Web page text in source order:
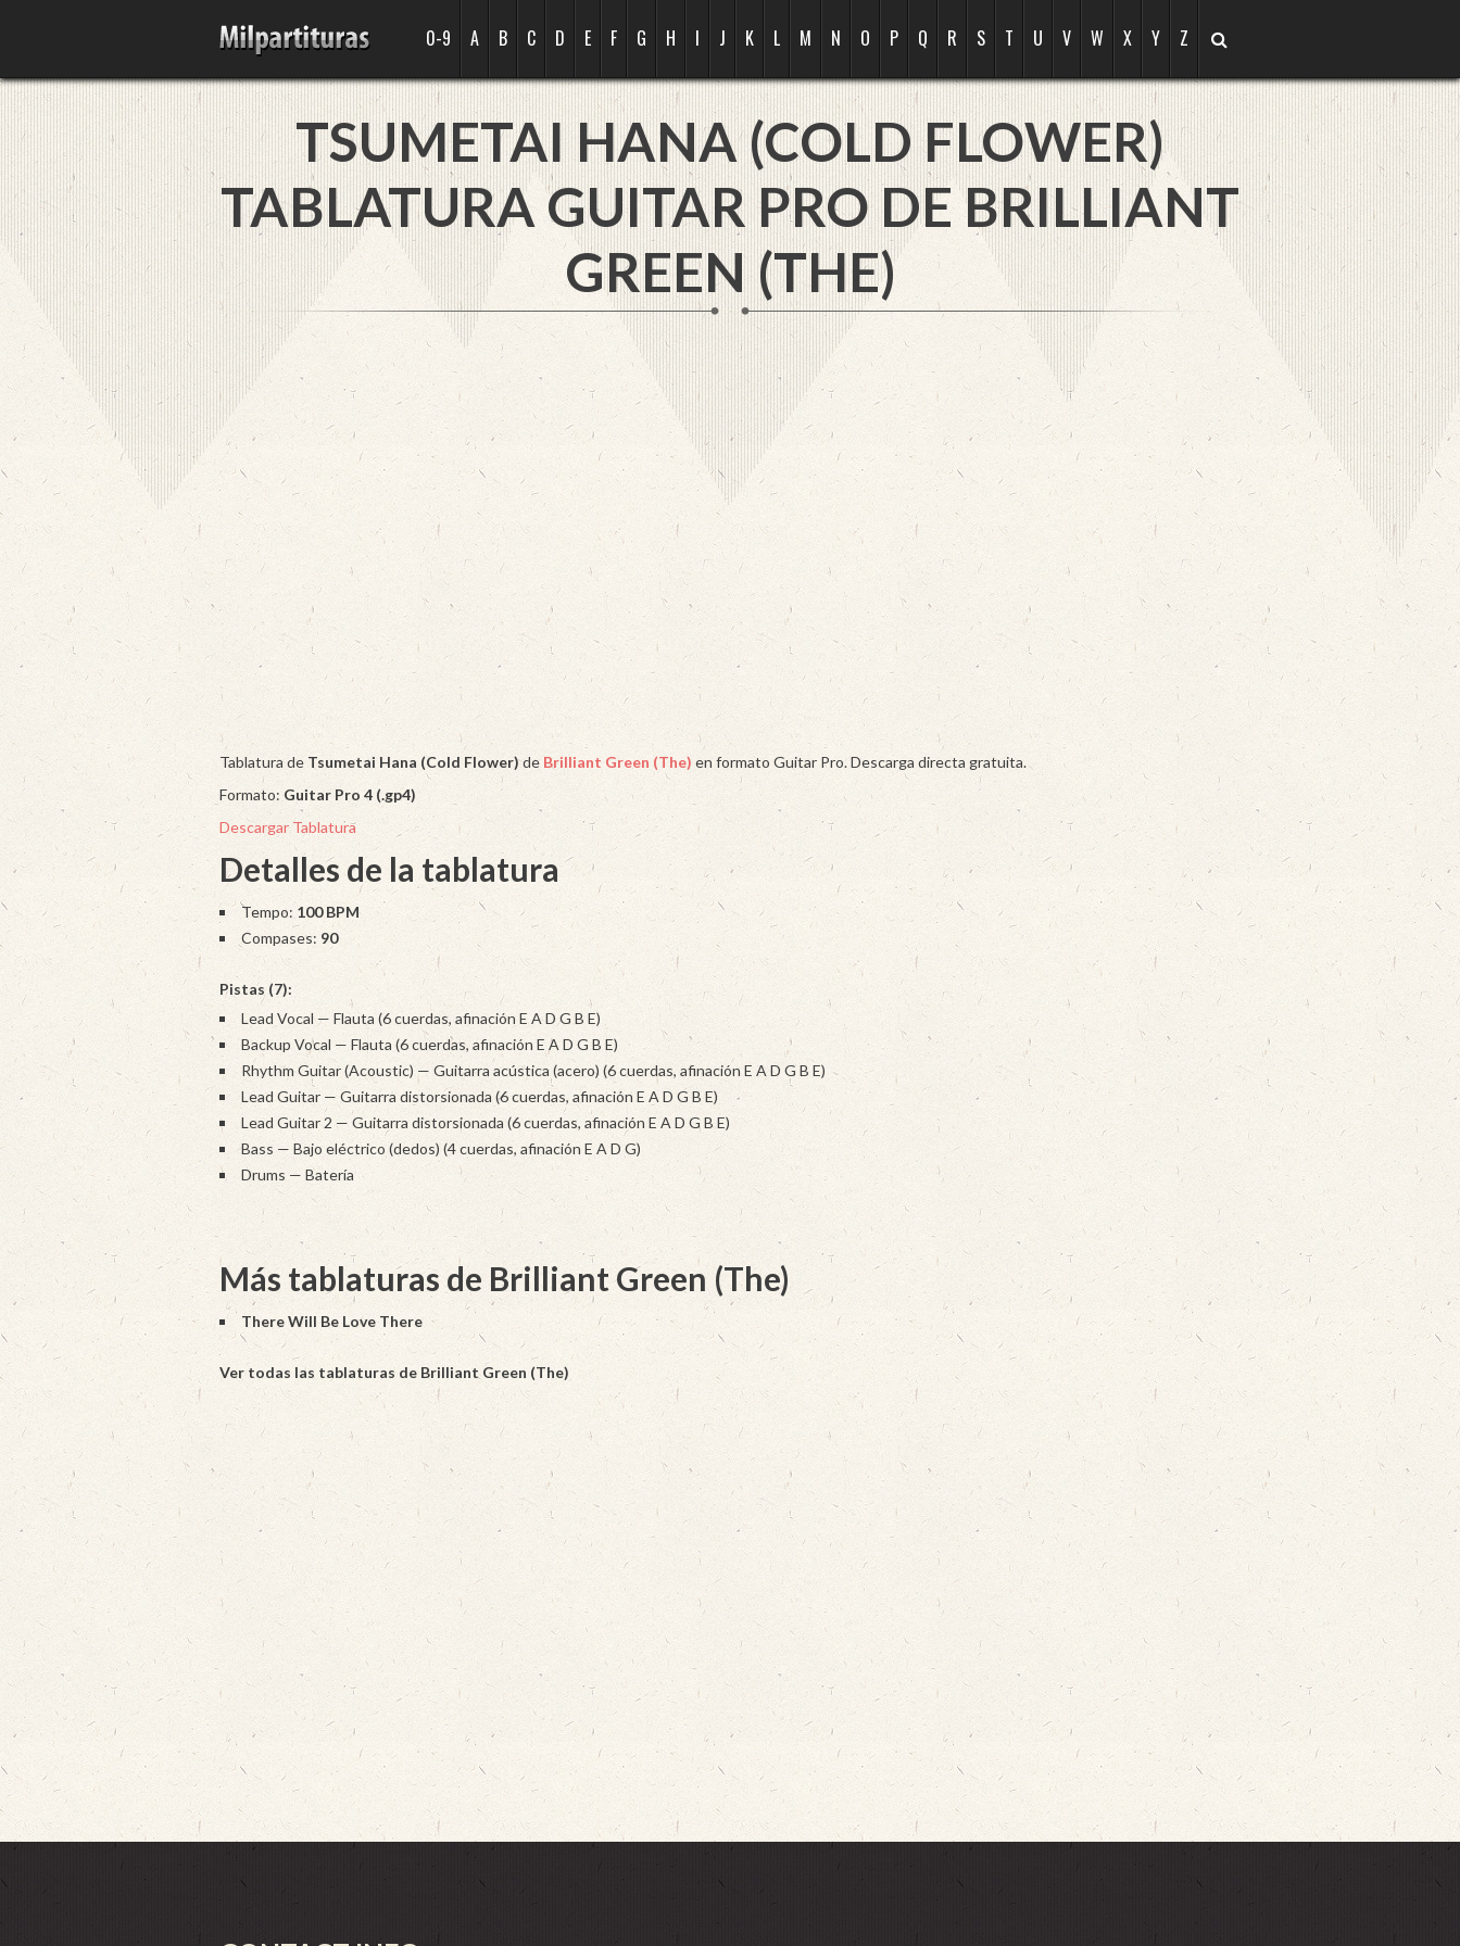
0-9 A B C D E F G H I J K L M N O P Q R S T U V W X Y Z
TSUMETAI HANA (COLD FLOWER)
TABLATURA GUITAR PRO DEBRILLIANT
GREEN (THE)
Tablatura de Tsumetai Hana (Cold Flower) de Brilliant Green (The) en formato Guitar Pro. Descarga directa gratuita.
Formato: Guitar Pro 4 (.gp4)
Descargar Tablatura
Detalles de la tablatura
Tempo: 100 BPM
Compases: 90
Pistas (7):
Lead Vocal — Flauta (6 cuerdas, afinación E A D G B E)
Backup Vocal — Flauta (6 cuerdas, afinación E A D G B E)
Rhythm Guitar (Acoustic) — Guitarra acústica (acero) (6 cuerdas, afinación E A D G B E)
Lead Guitar — Guitarra distorsionada (6 cuerdas, afinación E A D G B E)
Lead Guitar 2 — Guitarra distorsionada (6 cuerdas, afinación E A D G B E)
Bass — Bajo eléctrico (dedos) (4 cuerdas, afinación E A D G)
Drums — Batería
Más tablaturas de Brilliant Green (The)
There Will Be Love There
Ver todas las tablaturas de Brilliant Green (The)